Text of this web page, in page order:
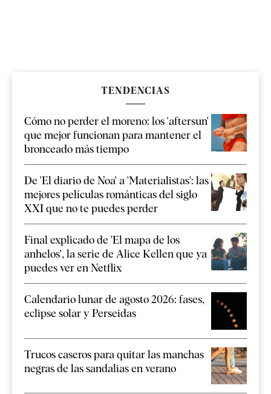
TENDENCIAS
Cómo no perder el moreno: los 'aftersun'
que mejor funcionan para mantener el
bronceado más tiempo
De 'El diario de Noa' a 'Materialistas': las
mejores películas románticas del siglo
XXI que no te puedes perder
Final explicado de 'El mapa de los
anhelos', la serie de Alice Kellen que ya
puedes ver en Netflix
Calendario lunar de agosto 2026: fases,
eclipse solar y Perseidas
Trucos caseros para quitar las manchas
negras de las sandalias en verano